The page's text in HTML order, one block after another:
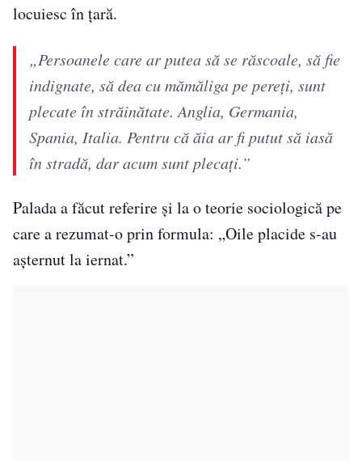
locuiesc în țară.
„Persoanele care ar putea să se răscoale, să fie
indignate, să dea cu mămăliga pe pereți, sunt
plecate în străinătate. Anglia, Germania,
Spania, Italia. Pentru că ăia ar fi putut să iasă
în stradă, dar acum sunt plecați.”
Palada a făcut referire și la o teorie sociologică pe
care a rezumat-o prin formula: „Oile placide s-au
așternut la iernat.”